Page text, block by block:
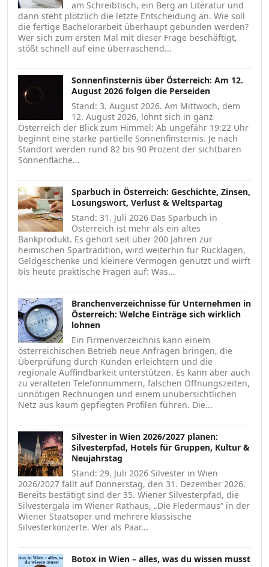
am Schreibtisch, ein Berg an Literatur und
dann steht plötzlich die letzte Entscheidung an. Wie soll
die fertige Bachelorarbeit überhaupt gebunden werden?
Wer sich zum ersten Mal mit dieser Frage beschäftigt,
stößt schnell auf eine überraschend...
Sonnenfinsternis über Österreich: Am 12.
August 2026 folgen die Perseiden
Stand: 3. August 2026. Am Mittwoch, dem
12. August 2026, lohnt sich in ganz
Österreich der Blick zum Himmel: Ab ungefähr 19:22 Uhr
beginnt eine starke partielle Sonnenfinsternis. Je nach
Standort werden rund 82 bis 90 Prozent der sichtbaren
Sonnenfläche...
Sparbuch in Österreich: Geschichte, Zinsen,
Losungswort, Verlust & Weltspartag
Stand: 31. Juli 2026 Das Sparbuch in
Österreich ist mehr als ein altes
Bankprodukt. Es gehört seit über 200 Jahren zur
heimischen Spartradition, wird weiterhin für Rücklagen,
Geldgeschenke und kleinere Vermögen genutzt und wirft
bis heute praktische Fragen auf: Was...
Branchenverzeichnisse für Unternehmen in
Österreich: Welche Einträge sich wirklich
lohnen
Ein Firmenverzeichnis kann einem
österreichischen Betrieb neue Anfragen bringen, die
Überprüfung durch Kunden erleichtern und die
regionale Auffindbarkeit unterstützen. Es kann aber auch
zu veralteten Telefonnummern, falschen Öffnungszeiten,
unnötigen Rechnungen und einem unübersichtlichen
Netz aus kaum gepflegten Profilen führen. Die...
Silvester in Wien 2026/2027 planen:
Silvesterpfad, Hotels für Gruppen, Kultur &
Neujahrstag
Stand: 29. Juli 2026 Silvester in Wien
2026/2027 fällt auf Donnerstag, den 31. Dezember 2026.
Bereits bestätigt sind der 35. Wiener Silvesterpfad, die
Silvestergala im Wiener Rathaus, „Die Fledermaus“ in der
Wiener Staatsoper und mehrere klassische
Silvesterkonzerte. Wer als Paar...
Botox in Wien – alles, was du wissen musst